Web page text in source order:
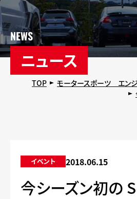
NEWS
ニュース
TOP モータースポーツ エン
イベント 2018.06.15
今シーズン初の